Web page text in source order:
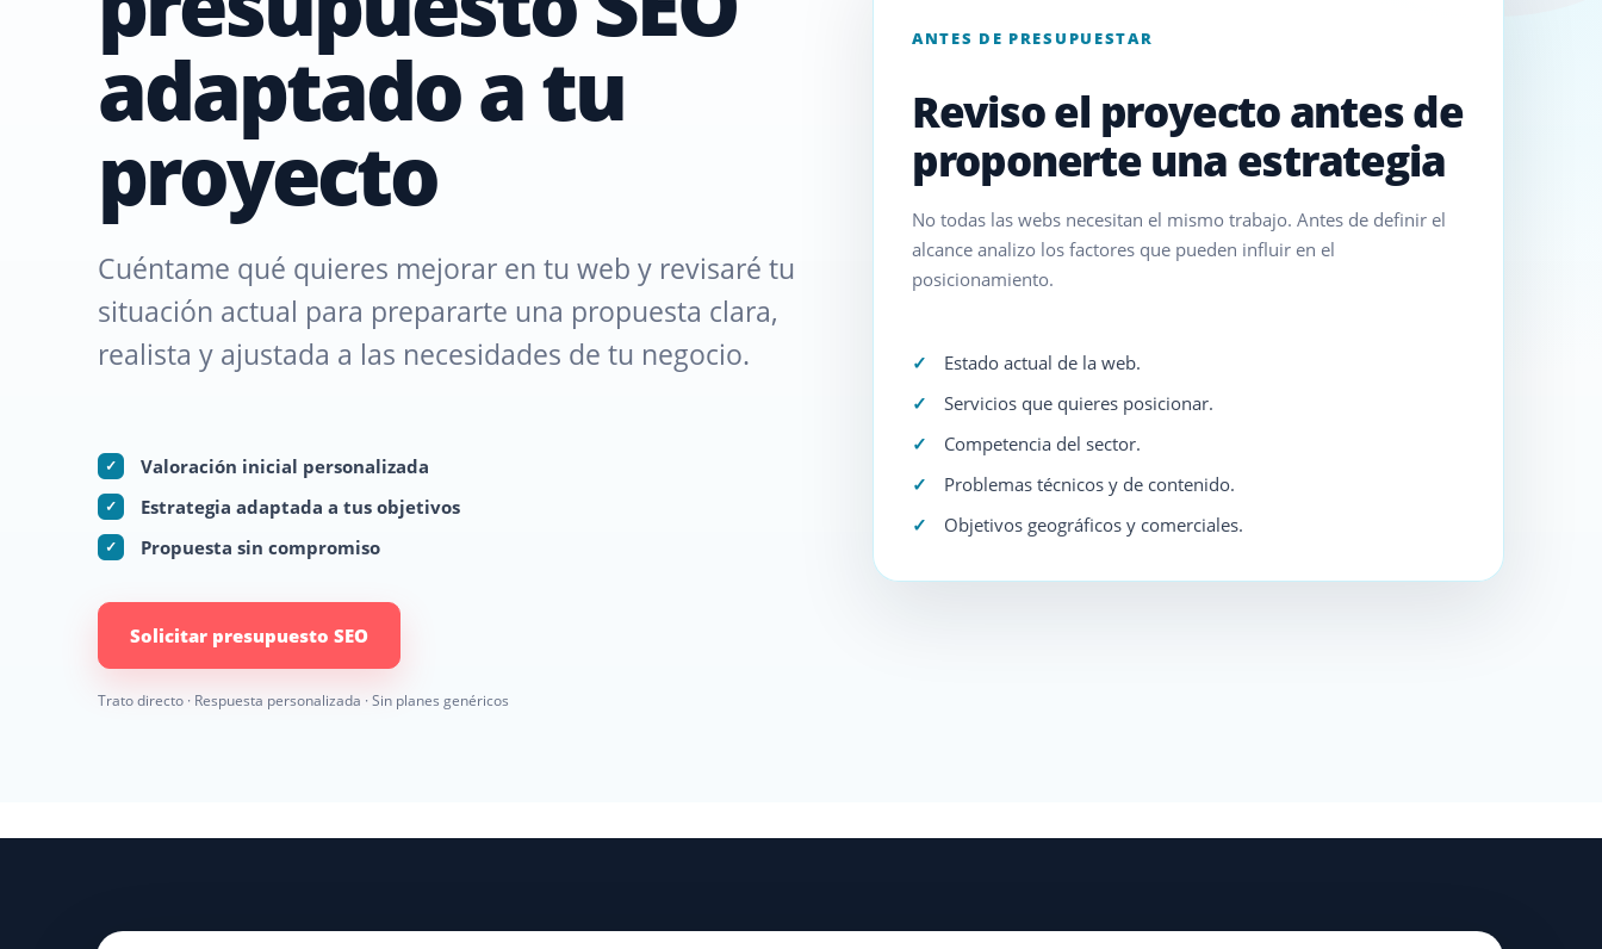
adaptado a tu
proyecto
Cuéntame qué quieres mejorar en tu web y revisaré tu
situación actual para prepararte una propuesta clara,
realista y ajustada a las necesidades de tu negocio.
✓ Valoración inicial personalizada
✓ Estrategia adaptada a tus objetivos
✓ Propuesta sin compromiso
Solicitar presupuesto SEO
Trato directo · Respuesta personalizada · Sin planes genéricos
ANTES DE PRESUPUESTAR
Reviso el proyecto antes de
proponerte una estrategia
No todas las webs necesitan el mismo trabajo. Antes de definir el
alcance analizo los factores que pueden influir en el
posicionamiento.
Estado actual de la web.
Servicios que quieres posicionar.
Competencia del sector.
Problemas técnicos y de contenido.
Objetivos geográficos y comerciales.